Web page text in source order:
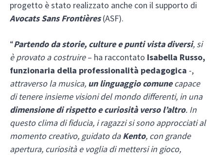
progetto è stato realizzato anche con il supporto di
Avocats Sans Frontières(ASF).
“Partendo da storie, culture e punti vista diversi, si
è provato a costruire– ha raccontato Isabella Russo,
funzionaria della professionalità pedagogica -,
attraverso la musica, un linguaggio comunecapace
di tenere insieme visioni del mondo differenti, in una
dimensione di rispetto e curiosità verso l’altro. In
questo clima di fiducia, i ragazzi si sono approcciati al
momento creativo, guidato daKento, con grande
apertura, curiosità e voglia di mettersi in gioco,